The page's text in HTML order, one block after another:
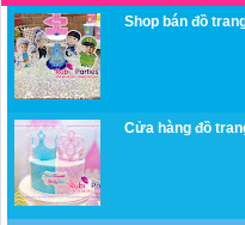
Shop bán đồ
Cửa hàng đồ